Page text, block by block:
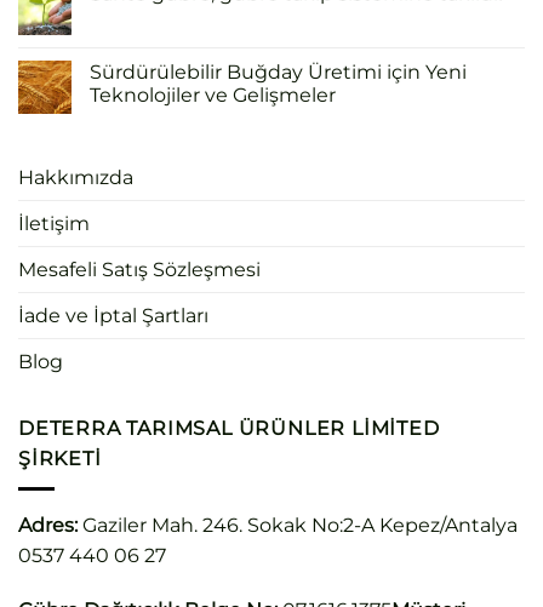
Sürdürülebilir Buğday Üretimi için Yeni
Teknolojiler ve Gelişmeler
Hakkımızda
İletişim
Mesafeli Satış Sözleşmesi
İade ve İptal Şartları
Blog
DETERRA TARIMSAL ÜRÜNLER LIMITED
ŞIRKETI
Adres:Gaziler Mah. 246. Sokak No:2-A Kepez/Antalya
0537 440 06 27